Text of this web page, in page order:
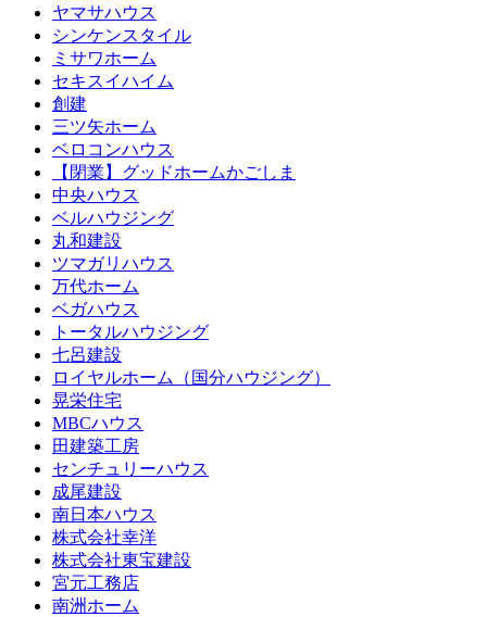
ヤマサハウス
シンケンスタイル
ミサワホーム
セキスイハイム
創建
三ツ矢ホーム
ベロコンハウス
【閉業】グッドホームかごしま
中央ハウス
ベルハウジング
丸和建設
ツマガリハウス
万代ホーム
ベガハウス
トータルハウジング
七呂建設
ロイヤルホーム（国分ハウジング）
晃栄住宅
MBCハウス
田建築工房
センチュリーハウス
成尾建設
南日本ハウス
株式会社幸洋
株式会社東宝建設
宮元工務店
南洲ホーム